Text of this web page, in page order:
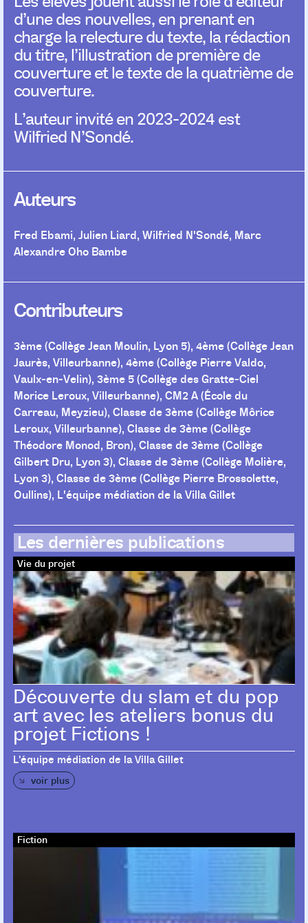
d’une des nouvelles, en prenant en
charge la relecture du texte, la rédaction
du titre, l’illustration de première de
couverture et le texte de la quatrième de
couverture.
L’auteur invité en 2023-2024 est
Wilfried N’Sondé.
Auteurs
Fred Ebami, Julien Liard, Wilfried N'Sondé, Marc
Alexandre Oho Bambe
Contributeurs
3ème (Collège Jean Moulin, Lyon 5), 4ème (Collège Jean
Jaurès, Villeurbanne), 4ème (Collège Pierre Valdo,
Vaulx-en-Velin), 3ème 5 (Collège des Gratte-Ciel
Morice Leroux, Villeurbanne), CM2 A (École du
Carreau, Meyzieu), Classe de 3ème (Collège Môrice
Leroux, Villeurbanne), Classe de 3ème (Collège
Théodore Monod, Bron), Classe de 3ème (Collège
Gilbert Dru, Lyon 3), Classe de 3ème (Collège Molière,
Lyon 3), Classe de 3ème (Collège Pierre Brossolette,
Oullins), L'équipe médiation de la Villa Gillet
Les dernières publications
Vie du projet
Découverte du slam et du pop
art avec les ateliers bonus du
projet Fictions !
L'équipe médiation de la Villa Gillet
voir plus
Fiction